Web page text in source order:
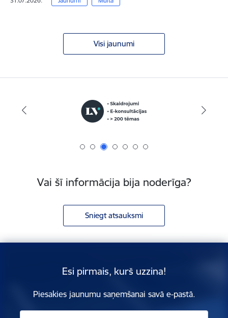
Visi jaunumi
Vai šī informācija bija noderīga?
Sniegt atsauksmi
Esi pirmais, kurš uzzina!
Piesakies jaunumu saņemšanai savā e-pastā.